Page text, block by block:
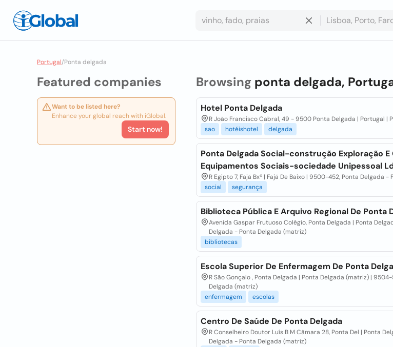
Portugal/Ponta delgada
Featured companies
Want to be listed here?
Enhance your global reach with iGlobal.
Start now!
Browsing ponta delgada,
Hotel Ponta Delgada
R João Francisco Cabral, 49 - 9500 Ponta Delgada | Portugal |
sao
hotéishotel delgada
Ponta Delgada Social-construção Exploração E
Equipamentos Sociais-sociedade Unipessoal
R Egipto 7, Fajã Bxº | Fajã De Baixo | 9500-452, Ponta Delgada -
social
segurança
Biblioteca Pública E Arquivo Regional De Ponta
Avenida Gaspar Frutuoso Colégio, Ponta Delgada | Ponta
Delgada - Ponta Delgada (matriz)
bibliotecas
Escola Superior De Enfermagem De Ponta
R São Gonçalo , Ponta Delgada | Ponta Delgada (matriz) |
Delgada (matriz)
enfermagem
escolas
Centro De Saúde De Ponta Delgada
R Conselheiro Doutor Luís B M Câmara 28, Ponta Del | Ponta
Delgada - Ponta Delgada (matriz)